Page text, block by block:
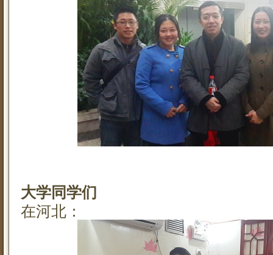
大学同学们
在河北：